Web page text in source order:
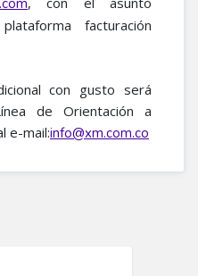
facturación
con gusto será
de Orientación a
e-mail:info@xm.com.co